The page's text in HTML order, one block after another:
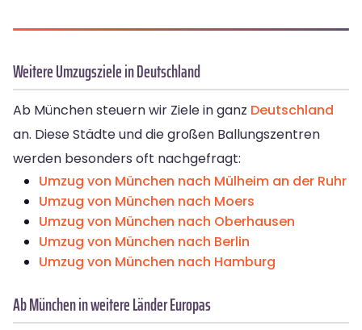
Weitere Umzugsziele in Deutschland
Ab München steuern wir Ziele in ganz Deutschland
an. Diese Städte und die großen Ballungszentren
werden besonders oft nachgefragt:
Umzug von München nach Mülheim an der Ruhr
Umzug von München nach Moers
Umzug von München nach Oberhausen
Umzug von München nach Berlin
Umzug von München nach Hamburg
Ab München in weitere Länder Europas